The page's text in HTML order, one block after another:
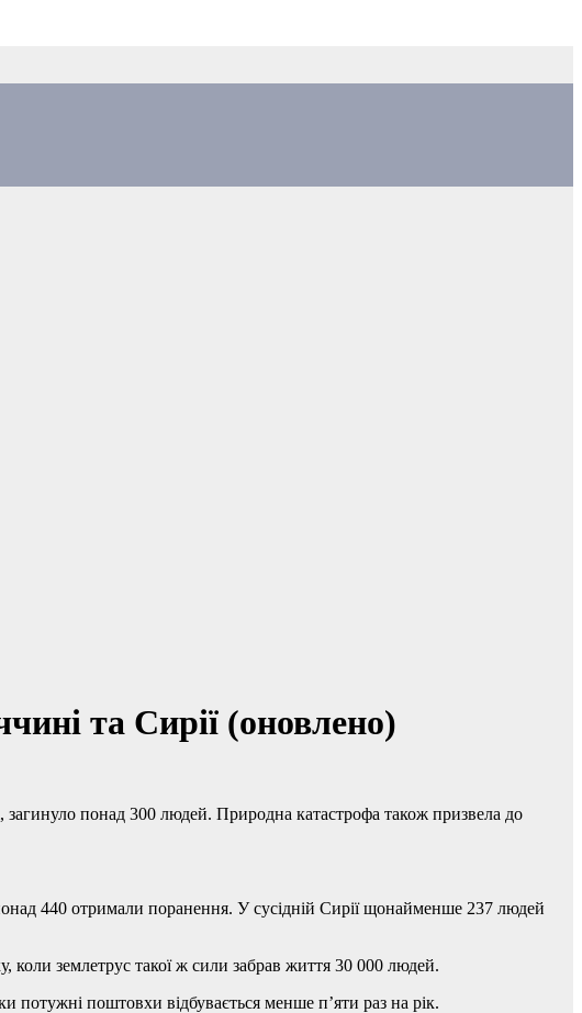
та Сирії (оновлено)
загинуло понад 300 людей. Природна катастрофа також призвела до
440 отримали поранення. У сусідній Сирії щонайменше 237 людей
землетрус такої ж сили забрав життя 30 000 людей.
потужні поштовхи відбувається менше п’яти раз на рік.